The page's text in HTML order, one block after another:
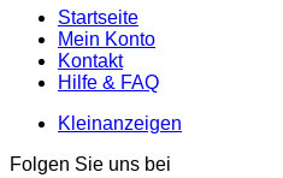
Startseite
Mein Konto
Kontakt
Hilfe & FAQ
Kleinanzeigen
Folgen Sie uns bei